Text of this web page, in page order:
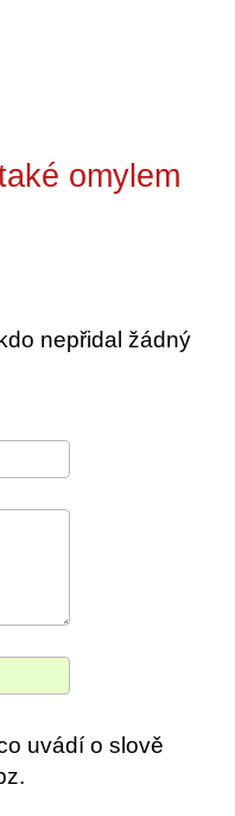
omylem
nepřidal žádný
uvádí o slově